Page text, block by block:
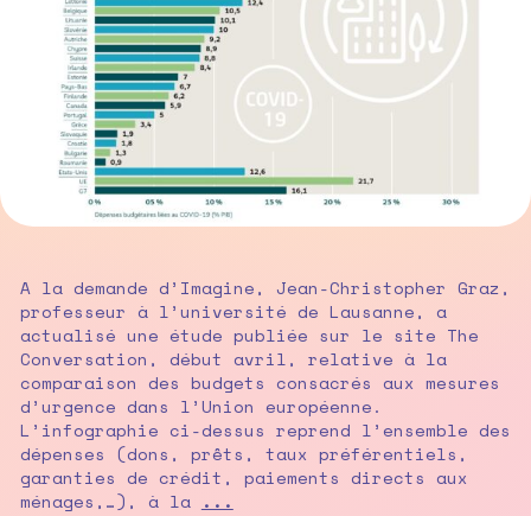
A la demande d’Imagine, Jean-Christopher Graz,
professeur à l’université de Lausanne, a
actualisé une étude publiée sur le site The
Conversation, début avril, relative à la
comparaison des budgets consacrés aux mesures
d’urgence dans l’Union européenne.
L’infographie ci-dessus reprend l’ensemble des
dépenses (dons, prêts, taux préférentiels,
garanties de crédit, paiements directs aux
ménages,…), à la ...